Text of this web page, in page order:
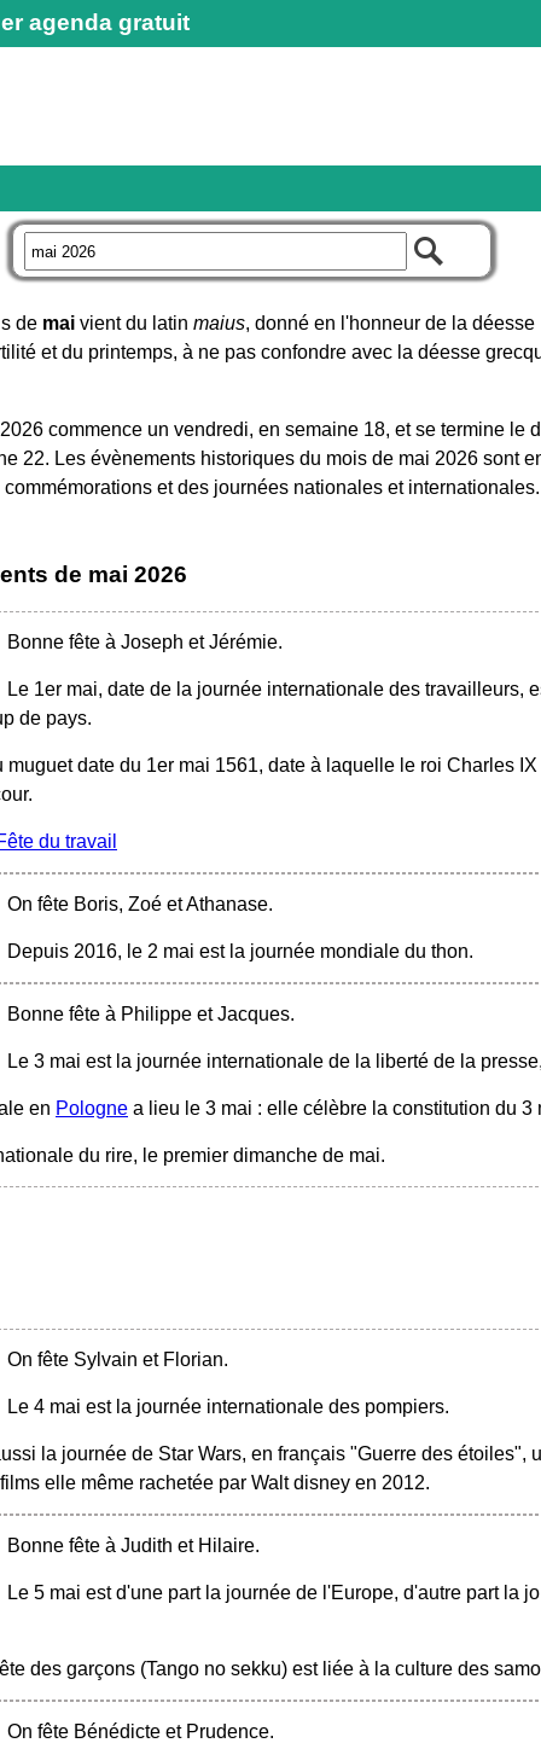
agenda gratuit
de mai vient du latin maius, donné en l'honneur de la
et du printemps, à ne pas confondre avec la déesse
commence un vendredi, en semaine 18, et se termine le
22. Les évènements historiques du mois de mai 2026 sont
et des journées nationales et internationales.
de mai 2026
Bonne fête à Joseph et Jérémie.
Le 1er mai, date de la journée internationale des travailleurs,
de pays.
muguet date du 1er mai 1561, date à laquelle le roi Charles
du travail
On fête Boris, Zoé et Athanase.
Depuis 2016, le 2 mai est la journée mondiale du thon.
Bonne fête à Philippe et Jacques.
Le 3 mai est la journée internationale de la liberté de la
en Pologne a lieu le 3 mai : elle célèbre la constitution du 3
du rire, le premier dimanche de mai.
On fête Sylvain et Florian.
Le 4 mai est la journée internationale des pompiers.
la journée de Star Wars, en français "Guerre des étoiles",
elle même rachetée par Walt disney en 2012.
Bonne fête à Judith et Hilaire.
Le 5 mai est d'une part la journée de l'Europe, d'autre part la
des garçons (Tango no sekku) est liée à la culture des
On fête Bénédicte et Prudence.